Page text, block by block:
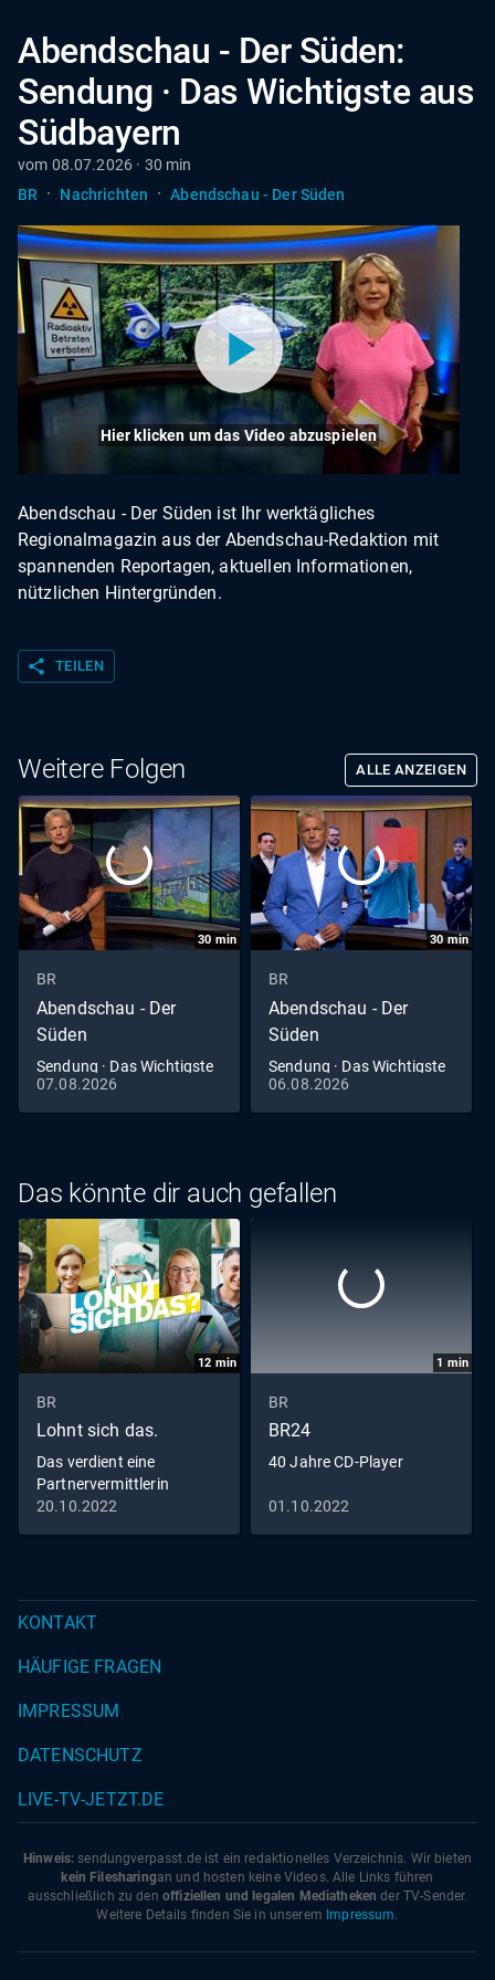
Abendschau - Der Süden:
Sendung · Das Wichtigste aus
Südbayern
vom 08.07.2026 · 30 min
BR
· Nachrichten · Abendschau - Der Süden
Hier klicken um das Video abzuspielen
Abendschau - Der Süden ist Ihr werktägliches
Regionalmagazin aus der Abendschau-Redaktion mit
spannenden Reportagen, aktuellen Informationen,
nützlichen Hintergründen.
share TEILEN
Weitere Folgen ALLE ANZEIGEN
30 min
BR
Abendschau - Der
Süden
Sendung · Das Wichtigste
aus Südbayern
07.08.2026
30 min
BR
Abendschau - Der
Süden
Sendung · Das Wichtigste
aus Südbayern
06.08.2026
Das könnte dir auch gefallen
12 min
BR
Lohnt sich das.
Das verdient eine
Partnervermittlerin
20.10.2022
1 min
BR
BR24
40 Jahre CD-Player
01.10.2022
KONTAKT
HÄUFIGE FRAGEN
IMPRESSUM
DATENSCHUTZ
LIVE-TV-JETZT.DE
Hinweis: sendungverpasst.de ist ein redaktionelles Verzeichnis. Wir bieten
kein Filesharingan und hosten keine Videos. Alle Links führen
ausschließlich zu den offiziellen und legalen Mediatheken der TV-Sender.
Weitere Details finden Sie in unserem Impressum.